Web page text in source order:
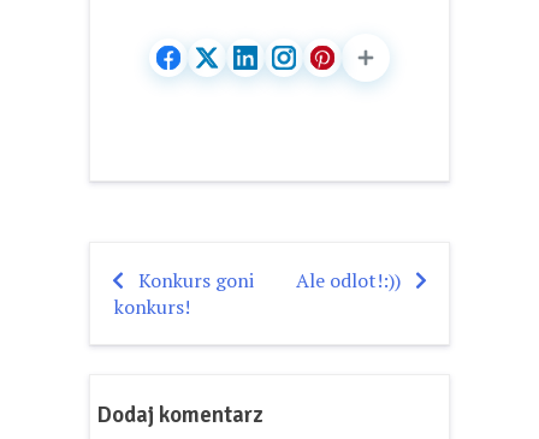
Nawigacja
wpisu
Konkurs goni
konkurs!
Ale odlot!:))
Dodaj komentarz